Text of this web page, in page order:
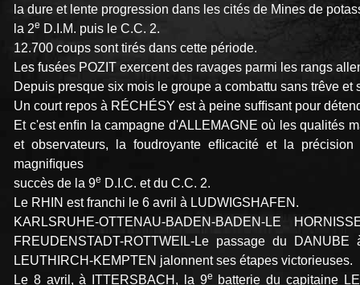
la dure et lente progression dans les cités de Mines de
la 2e D.I.M. puis le C.C. 2.
12.700 coups sont tirés dans cette période.
Les fusées POZIT exercent des ravages parmi les rangs
Depuis presque six mois le groupe a combattu sans trêve et
Un court repos à RÉCHÉSY est à peine sufﬁsant pour
Et c'est enﬁn la campagne d'ALLEMAGNE où les qualités
et observateurs, la foudroyante eﬂicacité et la
magniﬁques
succès de la 9e D.I.C. et du C.C. 2.
Le RHIN est franchi le 6 avril à LUDWIGSHAFEN.
KARLSRUHE-OTTENAU-BADEN-BADEN-LE
FREUDENSTADT-ROTTWEIL-Le passage du DANUBE
LEUTHIRCH-KEMPTEN jalonnent ses étapes victorieuses.
Le 8 avril, à ITTERSBACH, la 9e batterie du capitaine